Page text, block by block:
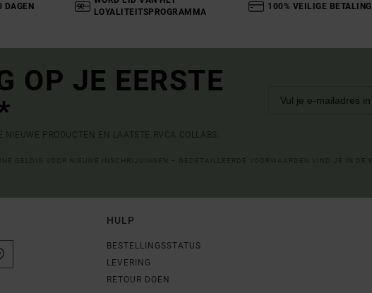
DAGEN
LOYALITEITSPROGRAMMA
100% VEILIGE BETALING
OP JE EERSTE
PRODUCTEN EN LAATSTE RVCA COLLABS.
HULP
BESTELLINGSSTATUS
LEVERING
RETOUR DOEN